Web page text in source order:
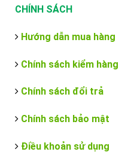
CHÍNH SÁCH
Hướng dẫn mua hàng
Chính sách kiểm hàng
Chính sách đổi trả
Chính sách bảo mật
Điều khoản sử dụng